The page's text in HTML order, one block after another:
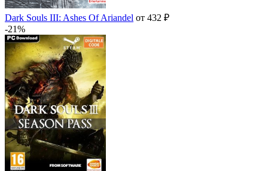
Dark Souls III: Ashes Of Ariandel от 432 ₽
-21%